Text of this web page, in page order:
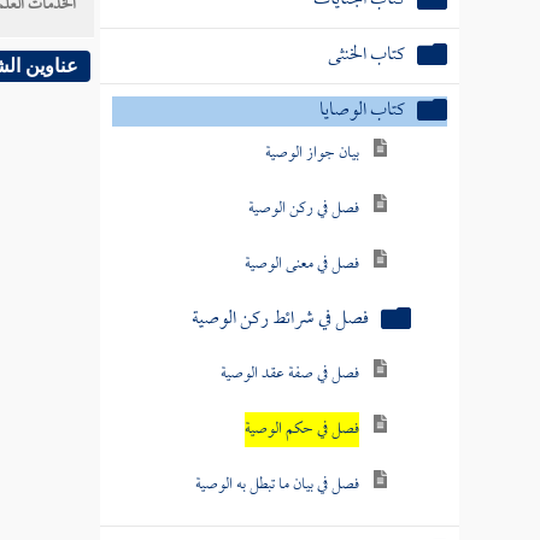
كتاب الخنثى
كتاب الوصايا
بيان جواز الوصية
فصل في ركن الوصية
فصل في معنى الوصية
فصل في شرائط ركن الوصية
فصل في صفة عقد الوصية
فصل في حكم الوصية
فصل في بيان ما تبطل به الوصية
عناوين